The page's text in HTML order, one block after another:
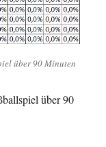
über 90 Minuten
über 90